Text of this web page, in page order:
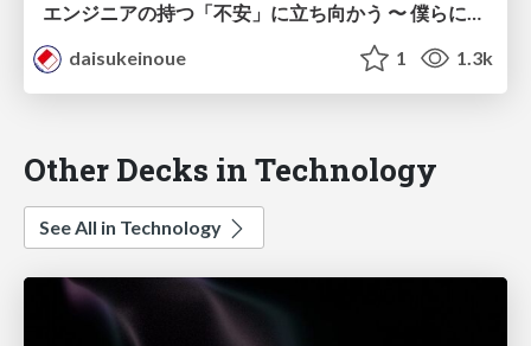
エンジニアの持つ「不安」に立ち向かう 〜 僕らにできること/gbdaitokai-2017
daisukeinoue
1 1.3k
Other Decks in Technology
See All in Technology